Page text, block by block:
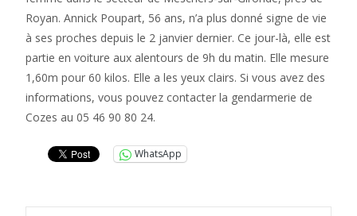
Royan. Annick Poupart, 56 ans, n’a plus donné signe de vie
à ses proches depuis le 2 janvier dernier. Ce jour-là, elle est
partie en voiture aux alentours de 9h du matin. Elle mesure
1,60m pour 60 kilos. Elle a les yeux clairs. Si vous avez des
informations, vous pouvez contacter la gendarmerie de
Cozes au 05 46 90 80 24.
WhatsApp